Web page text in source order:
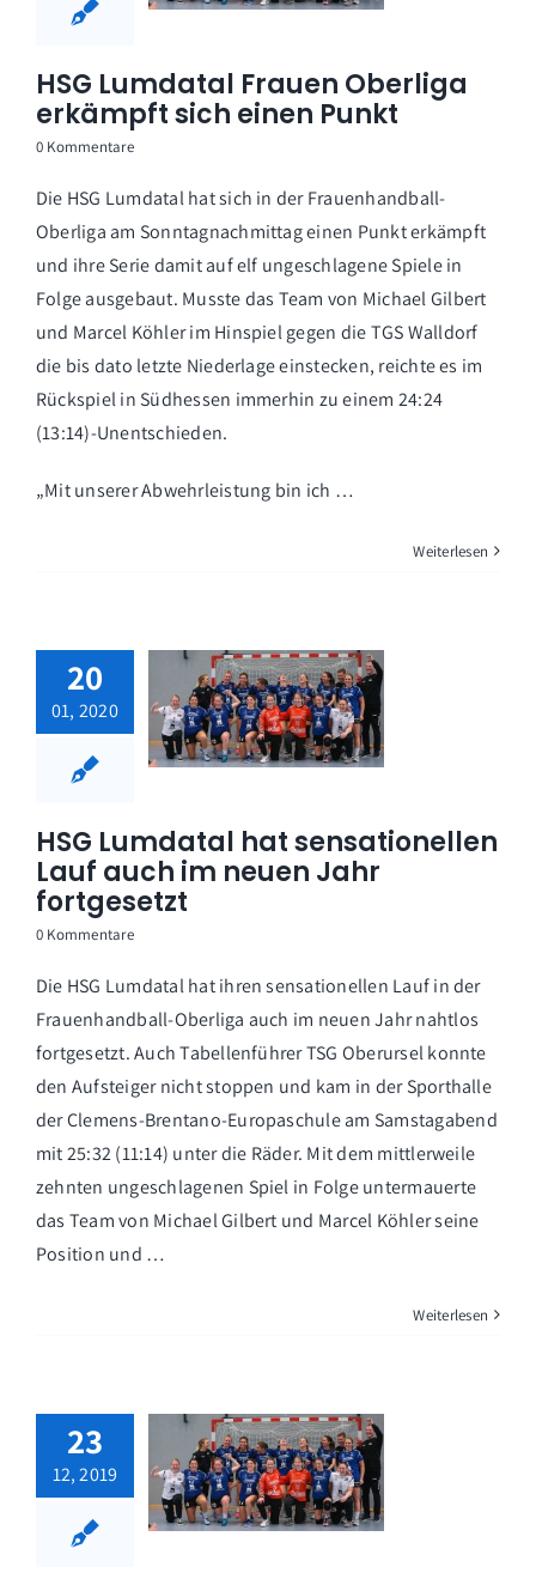
HSG Lumdatal Frauen Oberliga
erkämpft sich einen Punkt
0 Kommentare
Die HSG Lumdatal hat sich in der Frauenhandball-
Oberliga am Sonntagnachmittag einen Punkt erkämpft
und ihre Serie damit auf elf ungeschlagene Spiele in
Folge ausgebaut. Musste das Team von Michael Gilbert
und Marcel Köhler im Hinspiel gegen die TGS Walldorf
die bis dato letzte Niederlage einstecken, reichte es im
Rückspiel in Südhessen immerhin zu einem 24:24
(13:14)-Unentschieden.
„Mit unserer Abwehrleistung bin ich …
Weiterlesen
20
01, 2020
HSG Lumdatal hat sensationellen
Lauf auch im neuen Jahr
fortgesetzt
0 Kommentare
Die HSG Lumdatal hat ihren sensationellen Lauf in der
Frauenhandball-Oberliga auch im neuen Jahr nahtlos
fortgesetzt. Auch Tabellenführer TSG Oberursel konnte
den Aufsteiger nicht stoppen und kam in der Sporthalle
der Clemens-Brentano-Europaschule am Samstagabend
mit 25:32 (11:14) unter die Räder. Mit dem mittlerweile
zehnten ungeschlagenen Spiel in Folge untermauerte
das Team von Michael Gilbert und Marcel Köhler seine
Position und …
Weiterlesen
23
12, 2019